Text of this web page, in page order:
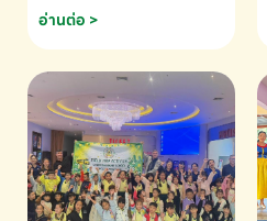
ข้อมูลเพิ่มเติม โทร. 075-691910
อ่านต่อ >